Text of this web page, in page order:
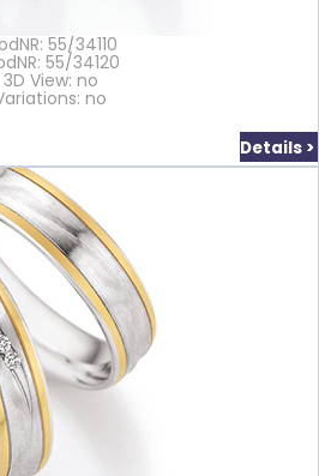
55/34110
55/34120
3D View: no
no
Details >